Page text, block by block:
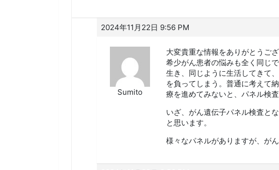
2024年11月22日 9:56 PM
Sumito
大変貴重な情報をありがとうござ
希少がん患者の悩みも全く同じ
生き、同じように生活してきて
を負ってしまう。普通に考えて
療を進めてみないと、パネル検
いざ、がん遺伝子パネル検査と
と思います。
様々なパネルがありますが、が